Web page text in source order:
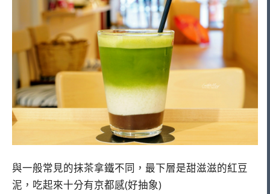
與一般常見的抹茶拿鐵不同，最下層是甜滋滋的紅豆
泥，吃起來十分有京都感(好抽象)